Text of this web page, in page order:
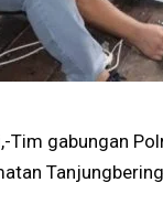
Tim gabungan